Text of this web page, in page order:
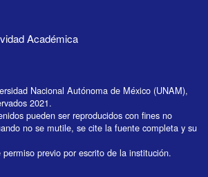
Académica
Nacional Autónoma de México (UNAM),
2021.
pueden ser reproducidos con fines no
no se mutile, se cite la fuente completa y su
previo por escrito de la institución.